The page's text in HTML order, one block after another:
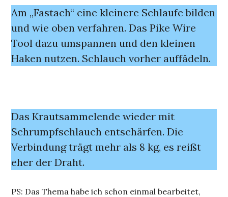
Am „Fastach“ eine kleinere Schlaufe bilden
und wie oben verfahren. Das Pike Wire
Tool dazu umspannen und den kleinen
Haken nutzen. Schlauch vorher auffädeln.
Das Krautsammelende wieder mit
Schrumpfschlauch entschärfen. Die
Verbindung trägt mehr als 8 kg, es reißt
eher der Draht.
PS: Das Thema habe ich schon einmal bearbeitet,